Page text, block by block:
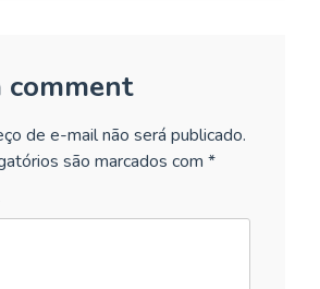
comment
de e-mail não será publicado.
são marcados com *